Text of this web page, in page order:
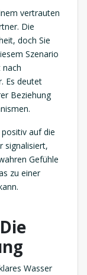
vertrauten
Die
doch Sie
Szenario
nach
Es deutet
Beziehung
auf die
signalisiert,
Gefühle
zu einer
Wasser